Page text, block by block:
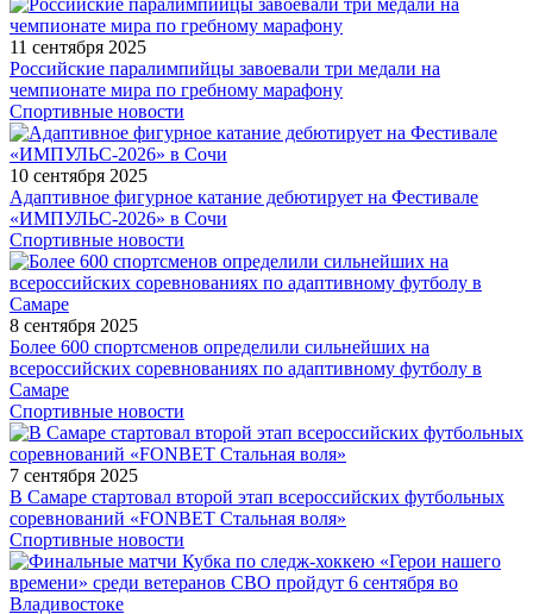
11 сентября 2025
Российские паралимпийцы завоевали три медали на
чемпионате мира по гребному марафону
Спортивные новости
10 сентября 2025
Адаптивное фигурное катание дебютирует на Фестивале
«ИМПУЛЬС-2026» в Сочи
Спортивные новости
8 сентября 2025
Более 600 спортсменов определили сильнейших на
всероссийских соревнованиях по адаптивному футболу в
Самаре
Спортивные новости
7 сентября 2025
В Самаре стартовал второй этап всероссийских футбольных
соревнований «FONBET Стальная воля»
Спортивные новости